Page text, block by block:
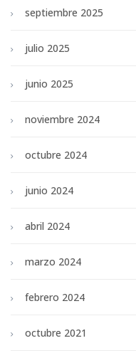
septiembre 2025
julio 2025
junio 2025
noviembre 2024
octubre 2024
junio 2024
abril 2024
marzo 2024
febrero 2024
octubre 2021